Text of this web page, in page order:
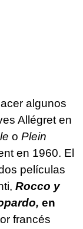
algunos
Allégret en
o Plein
en 1960. El
películas
Rocco y
en
francés